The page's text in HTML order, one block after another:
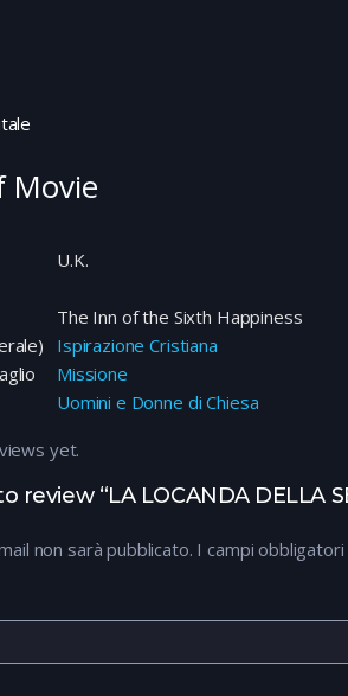
Movie
U.K.
The Inn of the Sixth Happiness
Ispirazione Cristiana
Missione
Uomini e Donne di Chiesa
review “LA LOCANDA DELLA
non sarà pubblicato. I campi
yet.